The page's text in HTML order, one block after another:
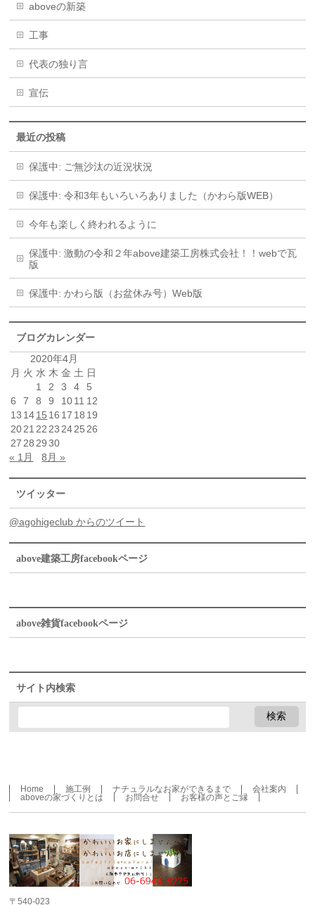
aboveの新築
工事
代表の独り言
宣伝
最近の投稿
保護中: ご無沙汰の近況状況
保護中: 令和3年もいろいろありました（かわら版WEB）
今年も楽しく終われるように
保護中: 激動の令和２年above建築工房株式会社！！webで瓦
版
保護中: かわら版（お盆休み号）Web版
ブログカレンダー
2020年4月
月 火 水 木 金 土 日
1
2 3 4
5
6
7 8 9 1011 12
13 1415 16 17 18 19
2021 22 23 2425 26
27 28 29 30
« 1月
8月 »
ツイッター
@agohigeclub からのツイート
above建築工房facebookページ
above雑貨facebookページ
サイト内検索
Home 施工例 ナチュラルなお家ができるまで
会社案内
aboveの家づくりとは
お問合せ お客様の声とご縁
〒540-023